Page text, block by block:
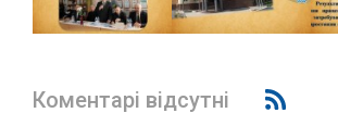
Коментарі відсутні